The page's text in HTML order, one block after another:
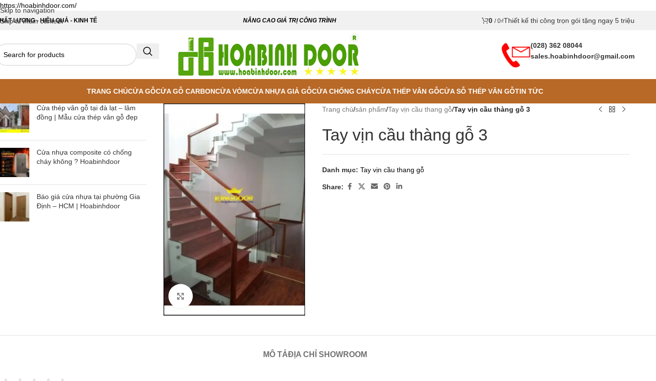
https://hoabinhdoor.com/
Skip to navigation
Skip to main content
LƯỢNG - HIỆU QUẢ - KINH TẾ NÂNG CAO GIÁ TRỊ CÔNG TRÌNH 0 / 0₫Thiết kế thi công trọn gói tặng ngay 5 triệu
(028) 362 08044
sales.hoabinhdoor@gmail.com
TRANG CHỦCỬA GỖCỬA GỖ CARBONCỬA VÒMCỬA NHỰA GIẢ GỖCỬA CHỐNG CHÁYCỬA THÉP VÂN GỖCỬA SỖ THÉP VÂN GỖTIN TỨC
Cửa thép vân gỗ tại đà lạt – lâm
đồng | Mẫu cửa thép vân gỗ đẹp
Cửa nhựa composite có chống
cháy không ? Hoabinhdoor
Báo giá cửa nhựa tại phường Gia
Định – HCM | Hoabinhdoor
Click to enlarge
Trang chủ/sản phẩm/Tay vịn cầu thang gỗ/Tay vịn cầu thàng gỗ 3
Tay vịn cầu thàng gỗ 3
Danh mục: Tay vịn cầu thang gỗ
Share:
MÔ TẢĐỊA CHỈ SHOWROOM